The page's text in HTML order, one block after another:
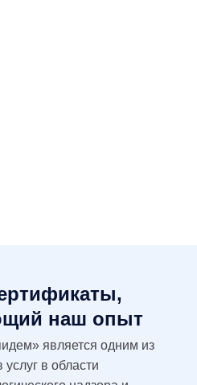
наш опыт
является одним из
в области